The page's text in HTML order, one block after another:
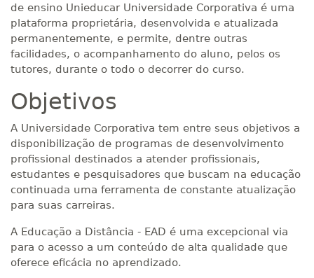
de ensino Unieducar Universidade Corporativa é uma
plataforma proprietária, desenvolvida e atualizada
permanentemente, e permite, dentre outras
facilidades, o acompanhamento do aluno, pelos os
tutores, durante o todo o decorrer do curso.
Objetivos
A Universidade Corporativa tem entre seus objetivos a
disponibilização de programas de desenvolvimento
profissional destinados a atender profissionais,
estudantes e pesquisadores que buscam na educação
continuada uma ferramenta de constante atualização
para suas carreiras.
A Educação a Distância - EAD é uma excepcional via
para o acesso a um conteúdo de alta qualidade que
oferece eficácia no aprendizado.